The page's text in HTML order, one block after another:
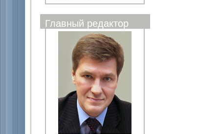
Главный редактор